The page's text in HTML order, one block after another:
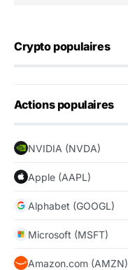
Crypto populaires
Actions populaires
NVIDIA (NVDA)
Apple (AAPL)
Alphabet (GOOGL)
Microsoft (MSFT)
Amazon.com (AMZN)